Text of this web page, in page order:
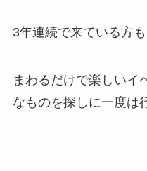
3年連続で来ている方
まわるだけで楽しいイ
なものを探しに一度は